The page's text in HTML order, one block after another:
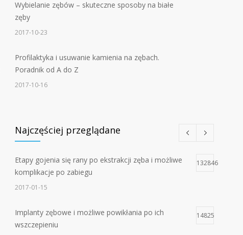
Wybielanie zębów – skuteczne sposoby na białe
zęby
2017-10-23
Profilaktyka i usuwanie kamienia na zębach.
Poradnik od A do Z
2017-10-16
Najczęściej przeglądane
Etapy gojenia się rany po ekstrakcji zęba i możliwe
komplikacje po zabiegu
132846
2017-01-15
Implanty zębowe i możliwe powikłania po ich
wszczepieniu
14825